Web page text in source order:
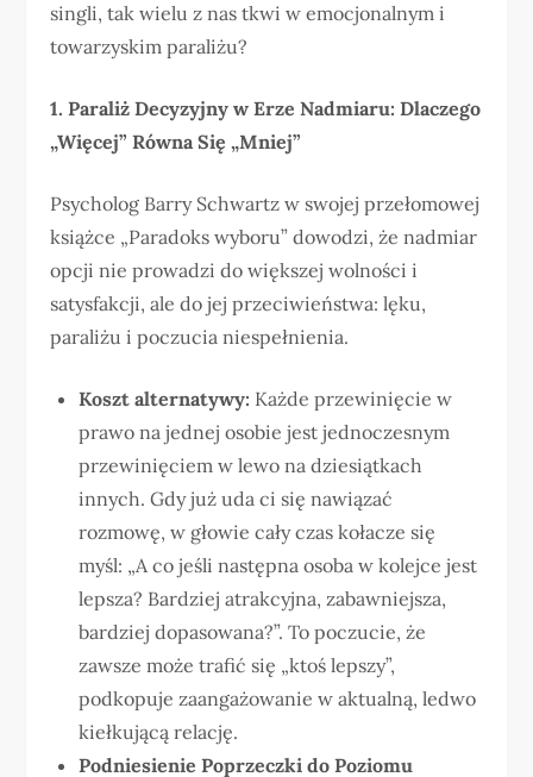
singli, tak wielu z nas tkwi w emocjonalnym i
towarzyskim paraliżu?
1. Paraliż Decyzyjny w Erze Nadmiaru: Dlaczego
„Więcej” Równa Się „Mniej”
Psycholog Barry Schwartz w swojej przełomowej
książce „Paradoks wyboru” dowodzi, że nadmiar
opcji nie prowadzi do większej wolności i
satysfakcji, ale do jej przeciwieństwa: lęku,
paraliżu i poczucia niespełnienia.
Koszt alternatywy: Każde przewinięcie w
prawo na jednej osobie jest jednoczesnym
przewinięciem w lewo na dziesiątkach
innych. Gdy już uda ci się nawiązać
rozmowę, w głowie cały czas kołacze się
myśl: „A co jeśli następna osoba w kolejce jest
lepsza? Bardziej atrakcyjna, zabawniejsza,
bardziej dopasowana?”. To poczucie, że
zawsze może trafić się „ktoś lepszy”,
podkopuje zaangażowanie w aktualną, ledwo
kiełkującą relację.
Podniesienie Poprzeczki do Poziomu